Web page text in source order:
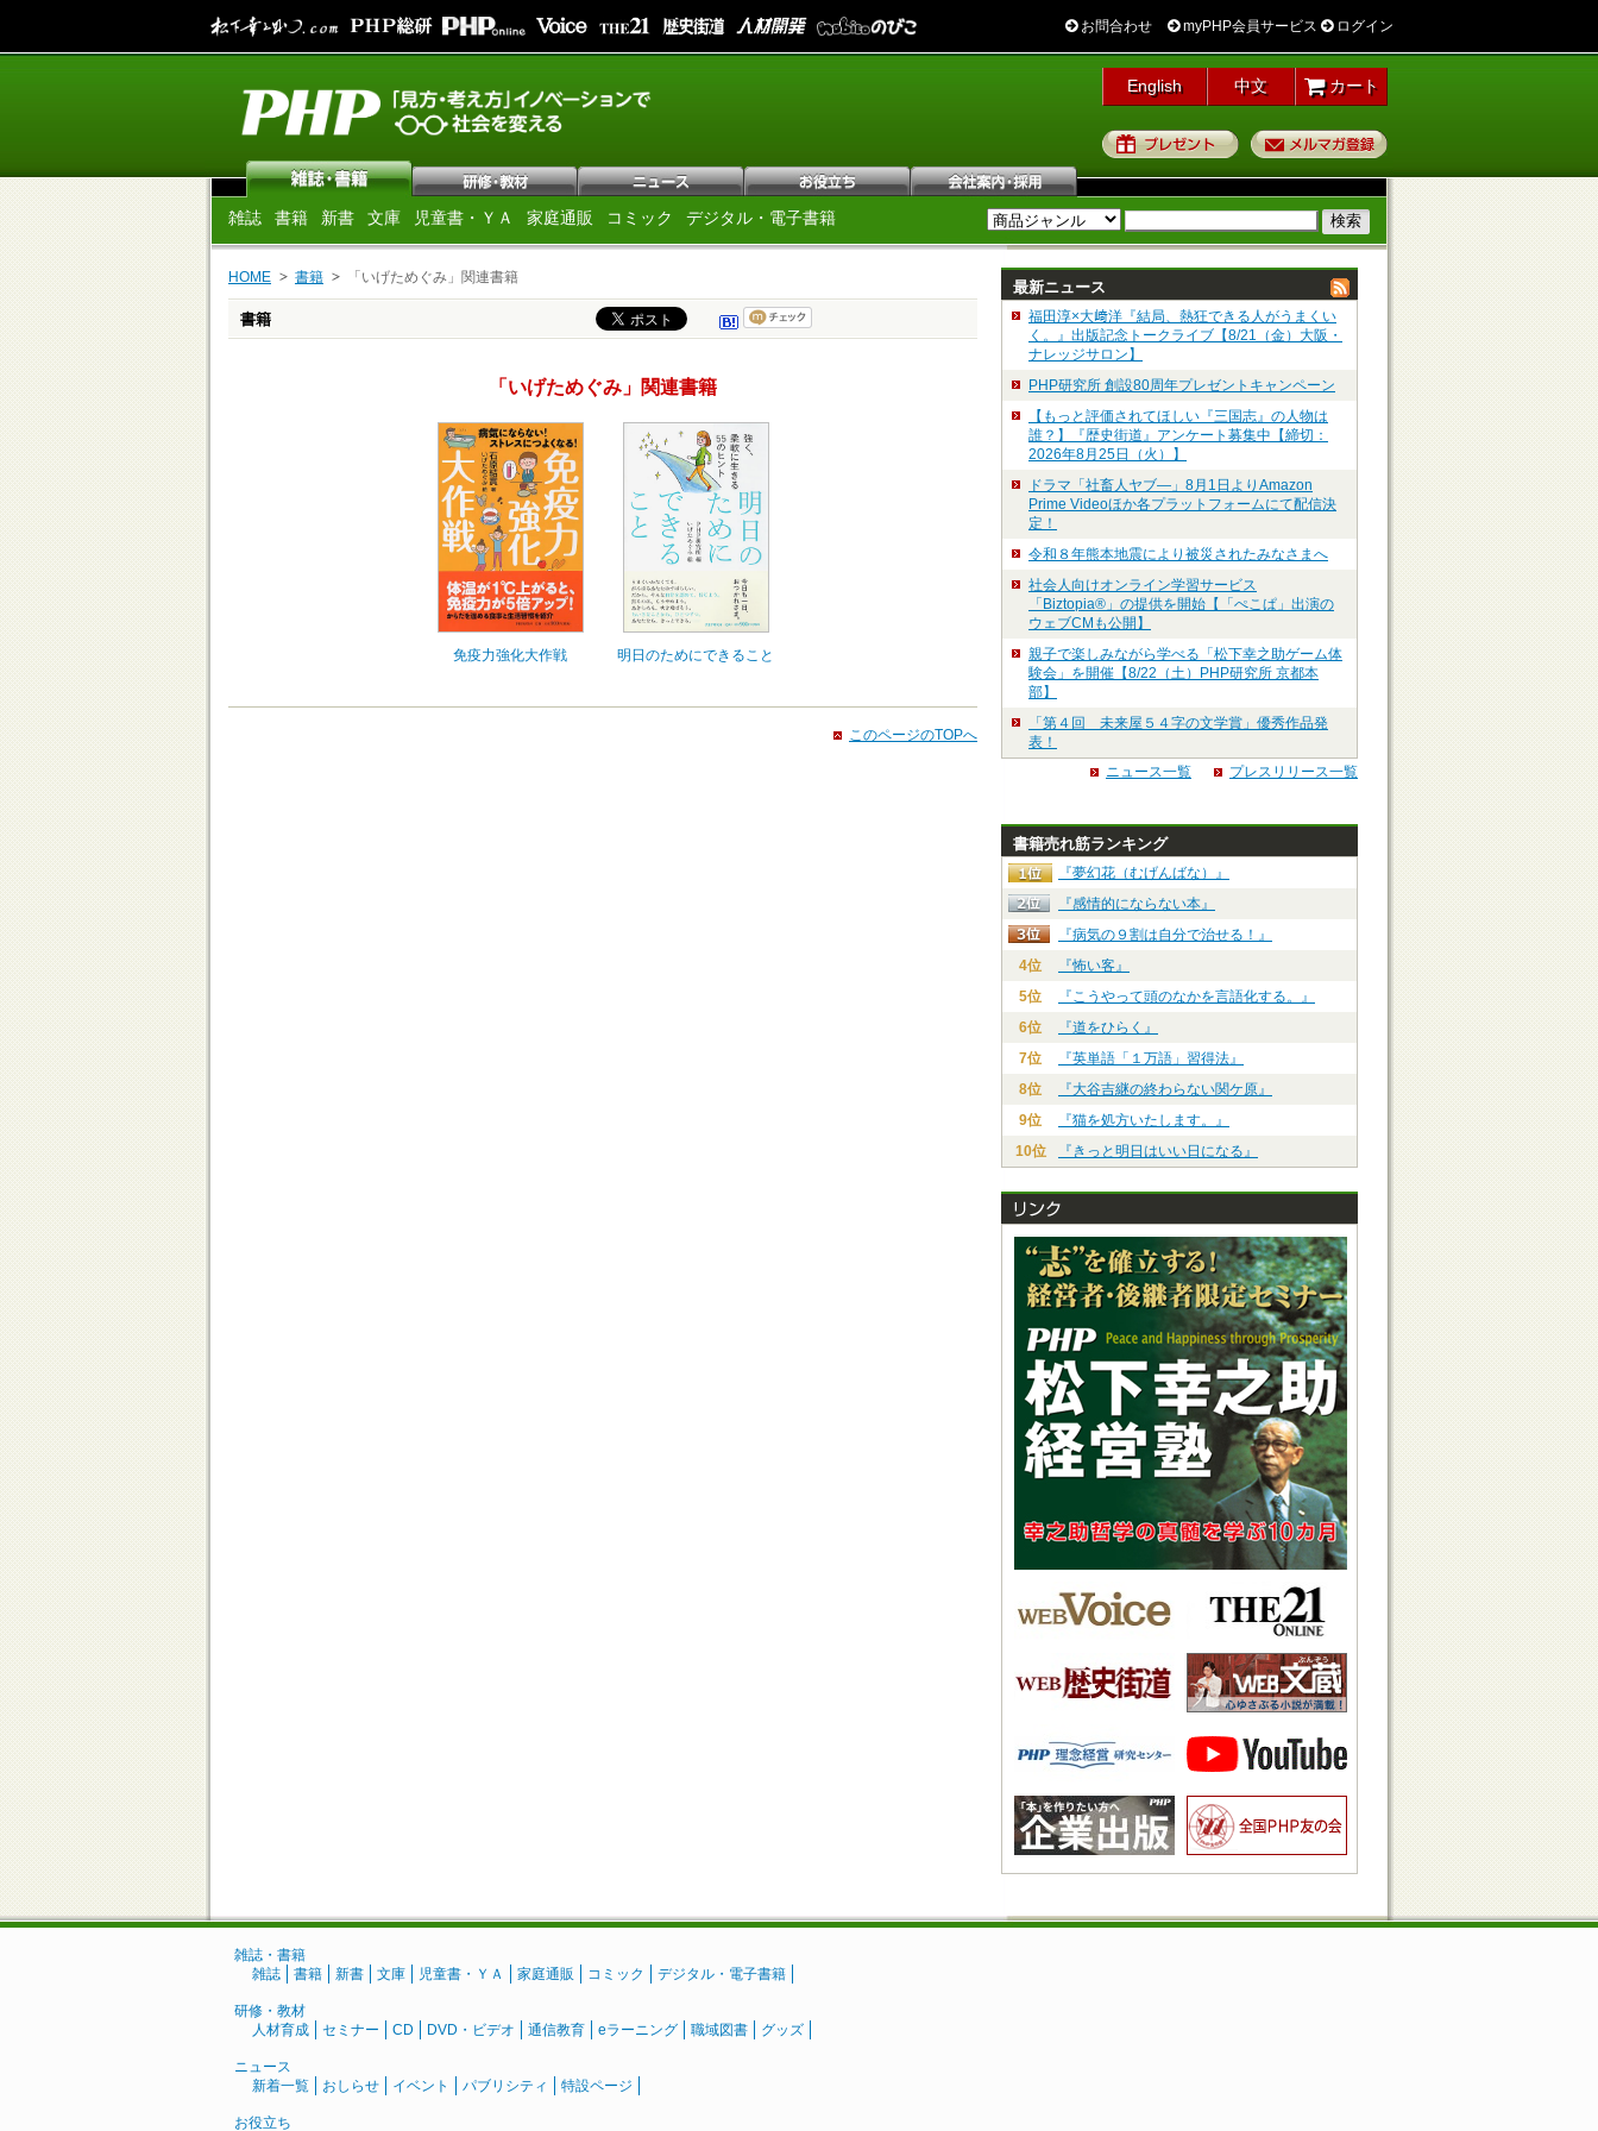
お問合わせ myPHP会員サービス ログイン
English 中文 カート
プレゼント
雑誌 書籍 新書 文庫 児童書・ＹＡ 家庭通販 コミック デジタル・電子書籍
HOME 書籍 「いげためぐみ」関連書籍
書籍
「いげためぐみ」関連書籍
免疫力強化大作戦 明日のためにできること
このページのTOPへ
最新ニュース
福田淳×大﨑洋『結局、熱狂できる人がうまくい
く。』出版記念トークライブ【8/21（金）大阪・
ナレッジサロン】
PHP研究所 創設80周年プレゼントキャンペーン
【もっと評価されてほしい『三国志』の人物は
誰？】『歴史街道』アンケート募集中【締切：
2026年8月25日（火）】
ドラマ「社畜人ヤブ―」8月1日よりAmazon
Prime Videoほか各プラットフォームにて配信決
定！
令和８年熊本地震により被災されたみなさまへ
社会人向けオンライン学習サービス
「Biztopia®」の提供を開始【「ぺこぱ」出演の
ウェブCMも公開】
親子で楽しみながら学べる「松下幸之助ゲーム体
験会」を開催【8/22（土）PHP研究所 京都本
部】
「第４回 未来屋５４字の文学賞」優秀作品発
表！
ニュース一覧
プレスリリース一覧
書籍売れ筋ランキング
『夢幻花（むげんばな）』
『感情的にならない本』
『病気の９割は自分で治せる！』
4位
『怖い客』
5位
『こうやって頭のなかを言語化する。』
6位
『道をひらく』
7位
『英単語「１万語」習得法』
8位
『大谷吉継の終わらない関ケ原』
9位
『猫を処方いたします。』
10位
『きっと明日はいい日になる』
雑誌・書籍
雑誌
書籍 新書 文庫 児童書・ＹＡ 家庭通販 コミック デジタル・電子書籍
研修・教材
人材育成
セミナー CD DVD・ビデオ 通信教育 eラーニング 職域図書 グッズ
ニュース
新着一覧
おしらせ イベント パブリシティ 特設ページ
お役立ち